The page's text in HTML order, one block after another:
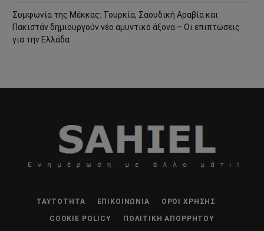
Συμφωνία της Μέκκας: Τουρκία, Σαουδική Αραβία και
Πακιστάν δημιουργούν νέο αμυντικό άξονα – Οι επιπτώσεις
για την Ελλάδα
ΤΑΥΤΌΤΗΤΑ ΕΠΙΚΟΙΝΩΝΊΑ ΌΡΟΙ ΧΡΉΣΗΣ
COOKIE POLICY ΠΟΛΙΤΙΚΉ ΑΠΟΡΡΉΤΟΥ